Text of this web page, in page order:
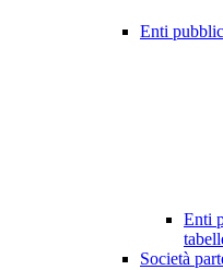
Enti
Enti
Società